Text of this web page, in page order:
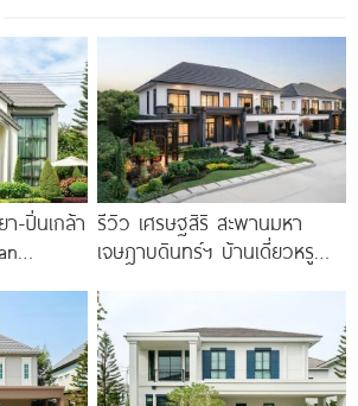
-ปิ่นเกล้า รีวิว เศรษฐสิริ สะพานมหา
เจษฎาบดินทร์ฯ บ้านเดี่ยวหรู
รถไฟฟ้า และทางด่วน เริ่ม 15.9